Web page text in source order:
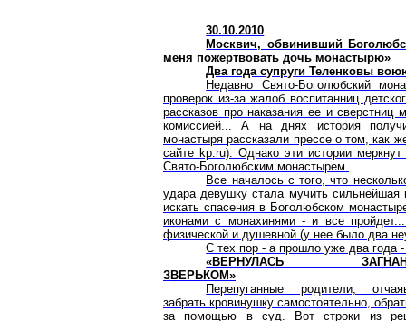
30.10.2010
Москвич, обвинивший
меня пожертвовать дочь монастырю»
Два года супруги Теленковы
Недавно Свято-Боголюбский
проверок из-за жалоб воспитанниц
рассказов про наказания ее и
комиссией... А на днях история
монастыря рассказали прессе о том, как
сайте kp.ru). Однако эти истории
Свято-Боголюбским монастырем.
Все началось с того, что
удара девушку стала мучить сильнейшая
искать спасения в Боголюбском
иконами с монахинями - и все
физической и душевной (у нее было два
С тех пор - а прошло уже два года
«ВЕРНУЛАСЬ
ЗВЕРЬКОМ»
Перепуганные родители,
забрать кровинушку самостоятельно,
за помощью в суд. Вот строки из